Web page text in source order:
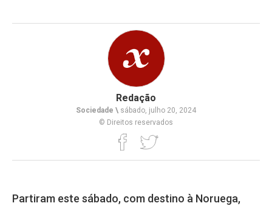
Redação
Sociedade \ sábado, julho 20, 2024
© Direitos reservados
Partiram este sábado, com destino à Noruega,